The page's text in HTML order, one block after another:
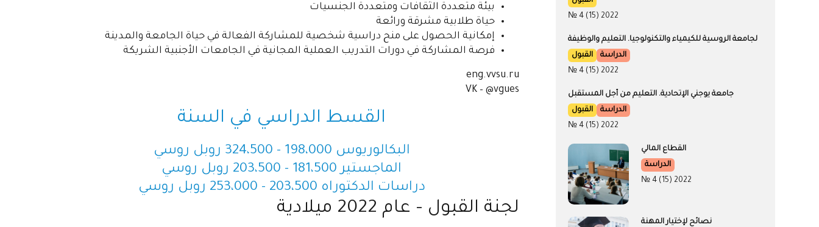
بيئة متعددة الثقافات ومتعددة الجنسيات
حياة طلابية مشرقة ورائعة
إمكانية الحصول على منح دراسية شخصية للمشاركة الفعالة في حياة الجامعة والمدينة
فرصة المشاركة في دورات التدريب العملية المجانية في الجامعات الأجنبية الشريكة
eng.vvsu.ru
VK – @vgues
القسط الدراسي في السنة
البكالوريوس 198،000 - 324،500 روبل روسي
الماجستير 181،500 - 203،500 روبل روسي
دراسات الدكتوراه 203،500 - 253،000 روبل روسي
لجنة القبول – عام 2022 ميلادية
№ 4 (15) 2022
لجامعة الروسية للكيمياء والتكنولوجيا. التعليم والوظيفة
القبول
الدراسة
№ 4 (15) 2022
جامعة يوجني الإتحادية. التعليم من أجل المستقبل
القبول
الدراسة
№ 4 (15) 2022
القطاع المالي
الدراسة
№ 4 (15) 2022
نصائح لإختيار المهنة